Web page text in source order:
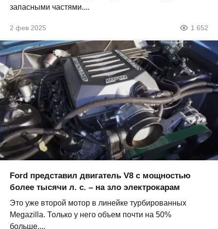
запасными частями....
2 фев 2025 1 652
Ford представил двигатель V8 с мощностью
более тысячи л. с. – на зло электрокарам
Это уже второй мотор в линейке турбированных
Megazilla. Только у него объем почти на 50%
больше....